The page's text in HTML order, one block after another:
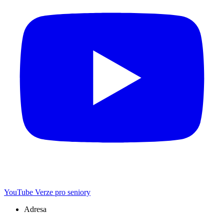
YouTube Verze pro seniory
Adresa